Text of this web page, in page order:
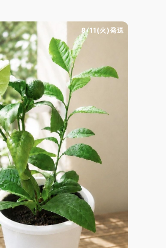
8/11(火)発送